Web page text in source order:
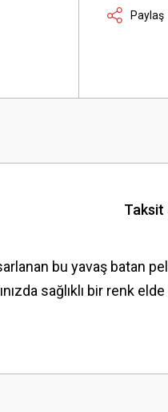
Paylaş
Taksit
bu yavaş batan
sağlıklı bir renk